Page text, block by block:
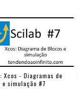
Xcos - Diagramas de
e simulação #7